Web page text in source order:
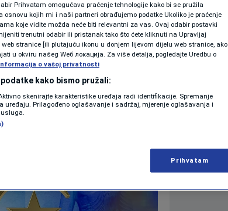
Prihvatam omogućava praćenje tehnologije kako bi se pružila
kojih mi i naši partneri obrađujemo podatke Ukoliko je praćenje
koje vidite možda neće biti relevantni za vas. Ovaj odabir postavki
trenutni odabir ili pristanak tako što ćete kliknuti na Upravljaj
stranice [ili plutajuću ikonu u donjem lijevom dijelu web stranice, ako
u okviru našeg Wеб локација. Za više detalja, pogledajte Uredbu o
o vašoj privatnosti
kako bismo pružali:
skenirajte karakteristike uređaja radi identifikacije. Spremanje
uređaju. Prilagođeno oglašavanje i sadržaj, mjerenje oglašavanja i
Prihvatam